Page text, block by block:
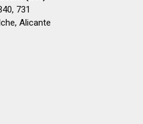
731
Alicante